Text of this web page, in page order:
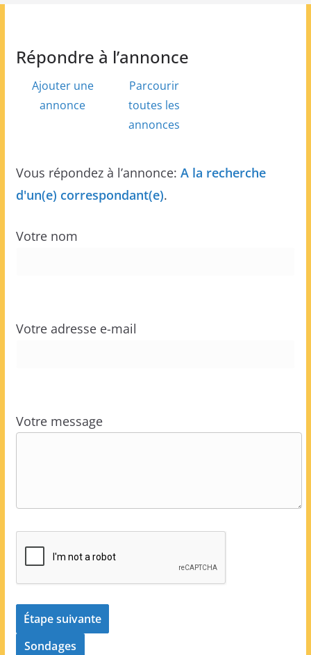
Répondre à l’annonce
Ajouter une
annonce
Parcourir
toutes les
annonces
Vous répondez à l’annonce: A la recherche
d'un(e) correspondant(e).
Votre nom
Votre adresse e-mail
Votre message
Sondages